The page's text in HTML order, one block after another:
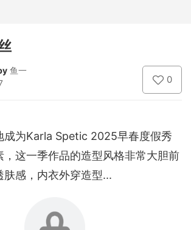
鱼一
0
成为Karla Spetic 2025早春度假秀
，这一季作品的造型风格非常大胆前
肤感，内衣外穿造型...